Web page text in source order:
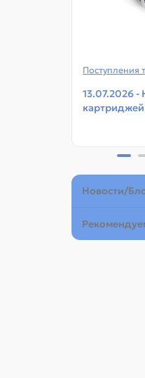
13.07.2026 -
картриджей
Новости/